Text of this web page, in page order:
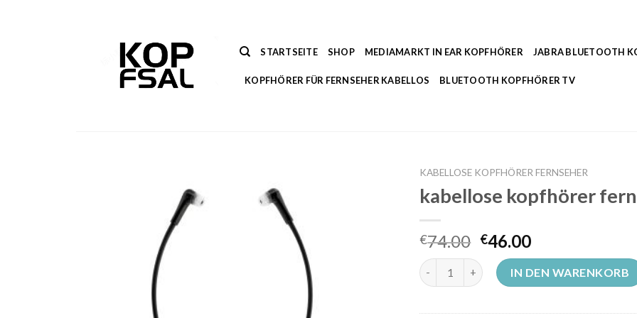
STARTSEITE SHOP MEDIAMARKT IN EAR KOPFHÖRER JABRA BLUETOOTH
KOPFHÖRER FÜR FERNSEHER KABELLOS BLUETOOTH KOPFHÖRER TV
KABELLOSE KOPFHÖRER FERNSEHER
kabellose kopfhörer
€74.00 €46.00
kabellose kopfhörer fernseher Menge
IN DEN WARENKORB